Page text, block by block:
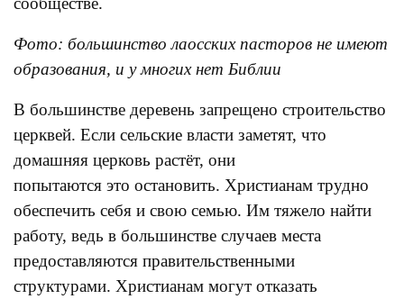
Фото: большинство лаосских пасторов не имеют
образования, и у многих нет Библии
В большинстве деревень запрещено строительство
церквей. Если сельские власти заметят, что
домашняя церковь растёт, они
попытаются это остановить. Христианам трудно
обеспечить себя и свою семью. Им тяжело найти
работу, ведь в большинстве случаев места
предоставляются правительственными
структурами. Христианам могут отказать